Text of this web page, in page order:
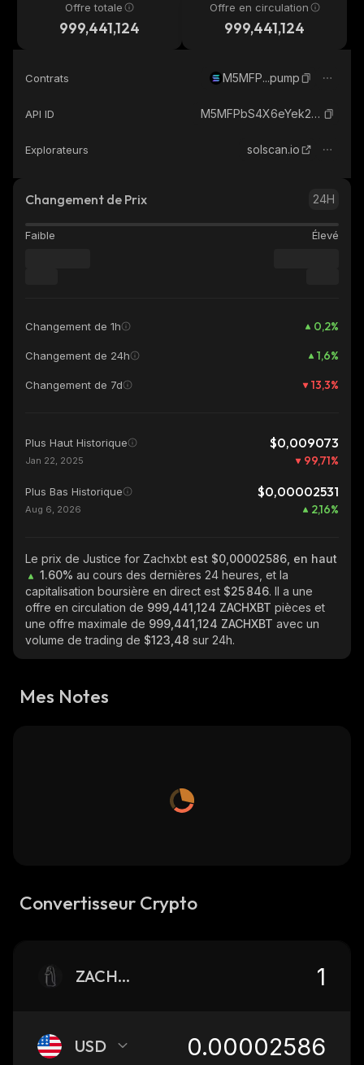
Offre totale
999,441,124
Offre en circulation
999,441,124
Contrats M5MFP...pump
API ID M5MFPbS4X6eYek21xhFU38DTavMLuGY9eyC5p8Tpump_solana
Explorateurs solscan.io
Changement de Prix 24H
Faible Élevé
Changement de 1h 0,2%
Changement de 24h 1,6%
Changement de 7d 13,3%
Plus Haut Historique $0,009073
Jan 22, 2025 99,71%
Plus Bas Historique $0,00002531
Aug 6, 2026 2,16%
Le prix de Justice for Zachxbt est $0,00002586, en haut
1.60% au cours des dernières 24 heures, et la
capitalisation boursière en direct est $25 846. Il a une
offre en circulation de 999,441,124 ZACHXBT pièces et
une offre maximale de 999,441,124 ZACHXBT avec un
volume de trading de $123,48 sur 24h.
Mes Notes
Convertisseur Crypto
ZACHXBT
USD